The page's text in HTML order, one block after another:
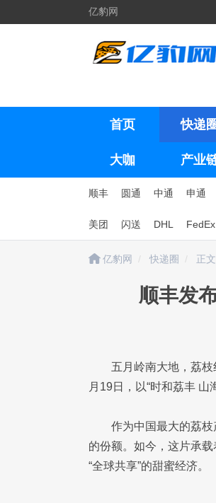
亿豹网
首页 快递
大咖 产业
顺丰 圆通 中通 申通
美团 闪送 DHL FedEx
亿豹网 快递圈 正文
顺丰发
五月岭南大地，荔
月19日，以“时和荔丰
作为中国最大的荔
的份额。如今，这片承
“全球共享”的甜蜜经济。